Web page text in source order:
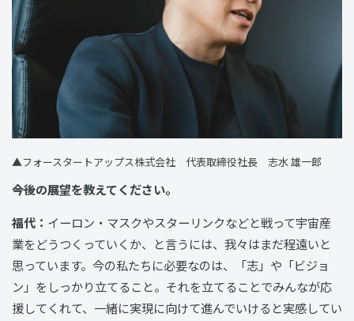
▲フォースタートアップス株式会社 代表取締役社長 志水 雄一郎
――今後の展望を教えてください。
福代： イーロン・マスクやスターリンクなどと戦って宇宙産
業をどうつくっていくか、と言うには、我々はまだ程遠いと
思っています。今の私たちに必要なのは、「志」や「ビジョ
ン」をしっかり立てること。それを立てることでみんなが応
援してくれて、一緒に実現に向けて進んでいけると実感してい